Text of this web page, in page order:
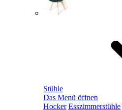
Stühle
Das Menü öffnen
Hocker Esszimmerstühle